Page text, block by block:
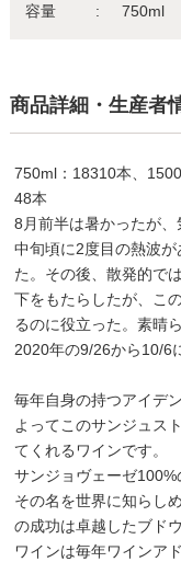
容量 750ml
商品詳細・生産者
750ml：18310本、
48本
8月前半は暑かったが
中旬頃に2度目の熱波
た。その後、散発的で
下をもたらしたが、こ
るのに役立った。素晴
2020年の9/26から10/6
毎年自身の持つアイデ
よってこのサンジュス
てくれるワインです。
サンジョヴェーゼ
その名を世界に知らし
の成功は卓越したブド
ワインは毎年ワインア